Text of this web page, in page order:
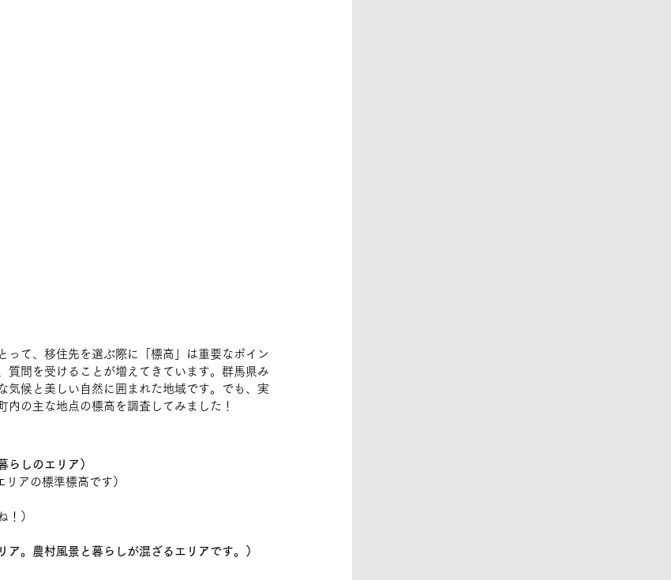
って、移住先を選ぶ際に「標高」は重要なポイン
質問を受けることが増えてきています。群馬県み
気候と美しい自然に囲まれた地域です。でも、実
の主な地点の標高を調査してみました！
らしのエリア）
アの標準標高です）
！）
。農村風景と暮らしが混ざるエリアです。）